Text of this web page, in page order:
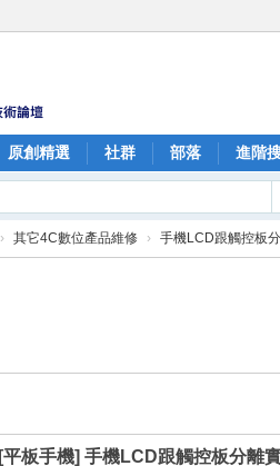
原創精選 社群 部落 進階
› 其它4C數位產品維修 › 手機LCD跟觸控板
[平板手機] 手機LCD跟觸控板分離